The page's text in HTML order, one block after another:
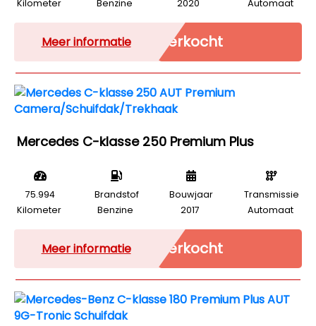
Kilometer
Benzine
2020
Automaat
Meer informatie Verkocht
Mercedes C-klasse 250 Premium Plus
75.994
Kilometer
Brandstof
Benzine
Bouwjaar
2017
Transmissie
Automaat
Meer informatie Verkocht